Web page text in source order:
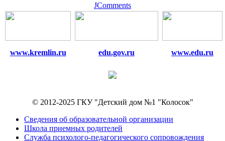
JComments
www.kremlin.ru edu.gov.ru www.edu.ru
© 2012-2025 ГКУ "Детский дом №1 "Колосок"
Сведения об образовательной организации
Школа приемных родителей
Служба психолого-педагогического сопровождения